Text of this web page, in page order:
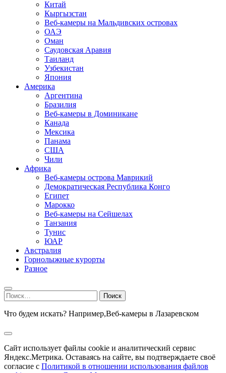
Китай
Кыргызстан
Веб-камеры на Мальдивских островах
ОАЭ
Оман
Саудовская Аравия
Таиланд
Узбекистан
Япония
Америка
Аргентина
Бразилия
Веб-камеры в Доминикане
Канада
Мексика
Панама
США
Чили
Африка
Веб-камеры острова Маврикий
Демократическая Республика Конго
Египет
Марокко
Веб-камеры на Сейшелах
Танзания
Тунис
ЮАР
Австралия
Горнолыжные курорты
Разное
Найти:
Что будем искать? Например,Веб-камеры в Лазаревском
Сайт использует файлы cookie и аналитический сервис
Яндекс.Метрика. Оставаясь на сайте, вы подтверждаете своё
согласие с Политикой в отношении использования файлов